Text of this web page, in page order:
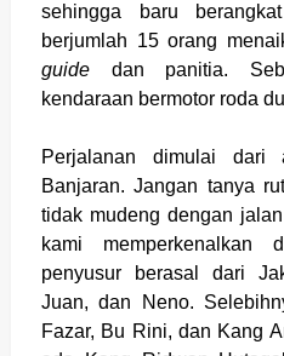
sehingga baru
berjumlah 15 orang
guidedan panitia.
kendaraan bermotor roda
Perjalanan dimulai dari
Banjaran. Jangan tanya
tidak mudeng dengan
kami memperkenalkan
penyusur berasal dari
Juan, dan Neno.
Fazar, Bu Rini, dan Kang